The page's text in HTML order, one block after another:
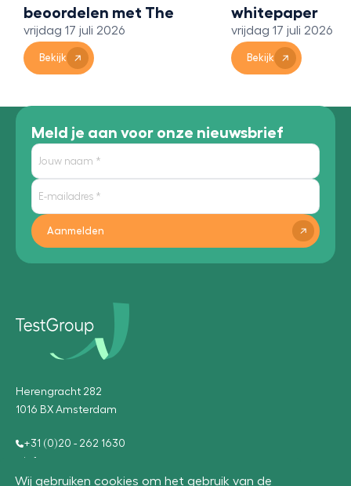
Wij gebruiken cookies om het gebruik van de
beoordelen met The
Bridge 360
vrijdag 17 juli 2026
Bekijk
whitepaper
vrijdag 17 juli 2026
Bekijk
Meld je aan voor onze nieuwsbrief
Aanmelden
Herengracht 282
1016 BX Amsterdam
+31 (0)20 - 262 1630
info@testgroup.com